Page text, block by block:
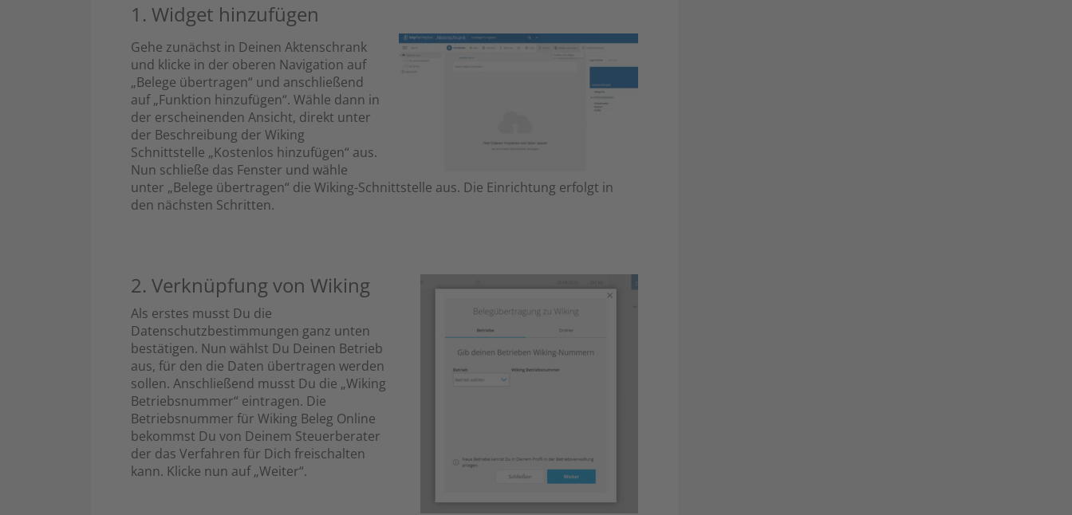
1. Widget hinzufügen
Gehe zunächst in Deinen Aktenschrank
und klicke in der oberen Navigation auf
„Belege übertragen“ und anschließend
auf „Funktion hinzufügen“. Wähle dann in
der erscheinenden Ansicht, direkt unter
der Beschreibung der Wiking
Schnittstelle „Kostenlos hinzufügen“ aus.
Nun schließe das Fenster und wähle
unter „Belege übertragen“ die Wiking-Schnittstelle aus. Die Einrichtung erfolgt in
den nächsten Schritten.
2. Verknüpfung von Wiking
Als erstes musst Du die
Datenschutzbestimmungen ganz unten
bestätigen. Nun wählst Du Deinen Betrieb
aus, für den die Daten übertragen werden
sollen. Anschließend musst Du die „Wiking
Betriebsnummer“ eintragen. Die
Betriebsnummer für Wiking Beleg Online
bekommst Du von Deinem Steuerberater
der das Verfahren für Dich freischalten
kann. Klicke nun auf „Weiter“.